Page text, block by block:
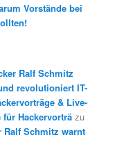
Vorstände bei
Ralf Schmitz
revolutioniert IT-
& Live-
Hackervorträzu
Ralf Schmitz warnt